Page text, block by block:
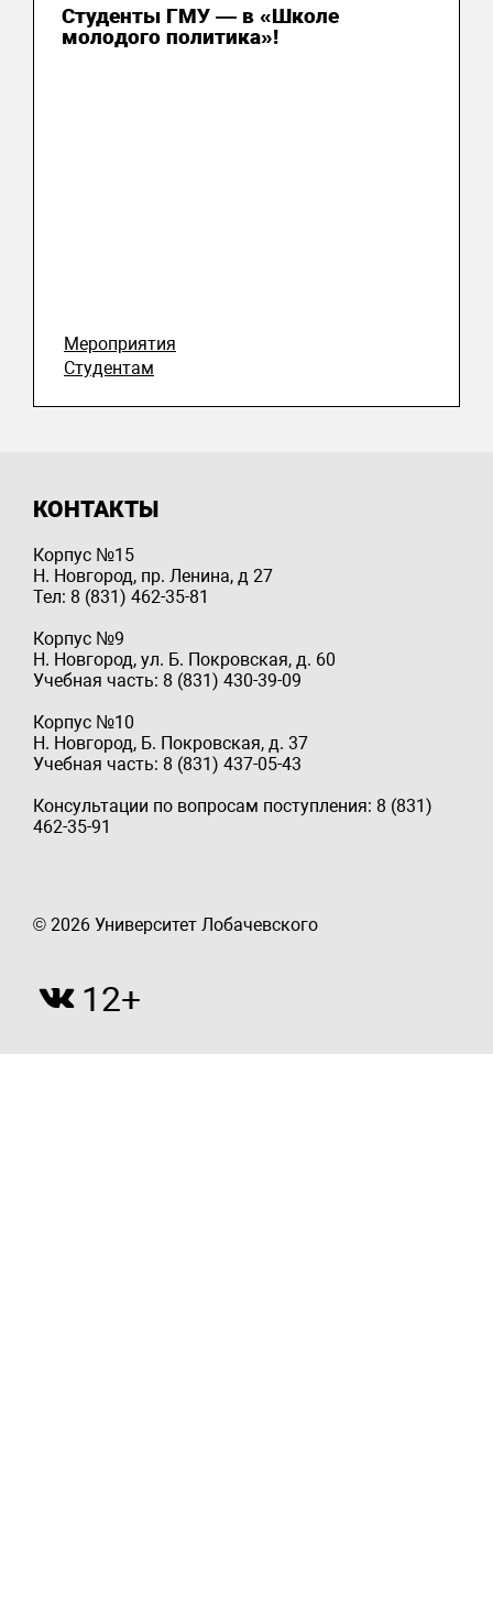
Студенты ГМУ — в «Школе
молодого политика»!
Мероприятия
Студентам
КОНТАКТЫ
Корпус №15
Н. Новгород, пр. Ленина, д 27
Тел: 8 (831) 462-35-81
Корпус №9
Н. Новгород, ул. Б. Покровская, д. 60
Учебная часть: 8 (831) 430-39-09
Корпус №10
Н. Новгород, Б. Покровская, д. 37
Учебная часть: 8 (831) 437-05-43
Консультации по вопросам поступления: 8 (831)
462-35-91
© 2026 Университет Лобачевского
12+